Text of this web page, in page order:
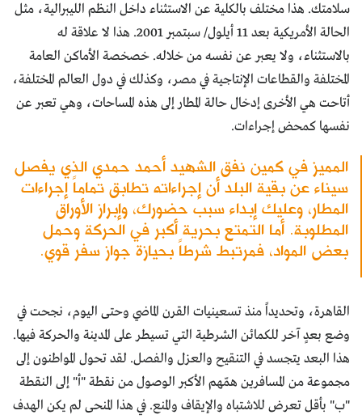
سلامتك. هذا مختلف بالكلية عن الاستثناء داخل النظم الليبرالية، مثل
الحالة الأمريكية بعد 11 أيلول/ سبتمبر 2001. هذا لا علاقة له
بالاستثناء، ولا يعبر عن نفسه من خلاله. خصخصة الأماكن العامة
المختلفة والقطاعات الإنتاجية في مصر، وكذلك في دول العالم المختلفة،
أتاحت هي الأخرى إدخال حالة المطار إلى هذه المساحات، وهي تعبر عن
نفسها كمحض إجراءات.
المميز في كمين نفق الشهيد أحمد حمدي الذي يفصل
سيناء عن بقية البلد أن إجراءاته تطابق تماماً إجراءات
المطار، وعليك إبداء سبب حضورك، وإبراز الأوراق
المطلوبة. أما التمتع بحرية أكبر في الحركة وحمل
بعض المواد، فمرتبط شرطاً بحيازة جواز سفر قوي.
القاهرة، وتحديداً منذ تسعينيات القرن الماضي وحتى اليوم، نجحت في
وضع بعدٍ آخر للكمائن الشرطية التي تسيطر على المدينة والحركة فيها.
هذا البعد يتجسد في التنقيح والعزل والفصل. لقد تحول المواطنون إلى
مجموعة من المسافرين همّهم الأكبر الوصول من نقطة "أ" إلى النقطة
"ب" بأقل تعرض للاشتباه والإيقاف والمنع. في هذا المنحى لم يكن الهدف